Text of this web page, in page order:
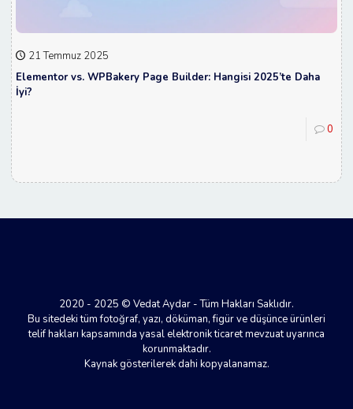
21 Temmuz 2025
Elementor vs. WPBakery Page Builder: Hangisi 2025’te Daha
İyi?
0
2020 - 2025 © Vedat Aydar - Tüm Hakları Saklıdır.
Bu sitedeki tüm fotoğraf, yazı, döküman, figür ve düşünce ürünleri
telif hakları kapsamında yasal elektronik ticaret mevzuat uyarınca
korunmaktadır.
Kaynak gösterilerek dahi kopyalanamaz.